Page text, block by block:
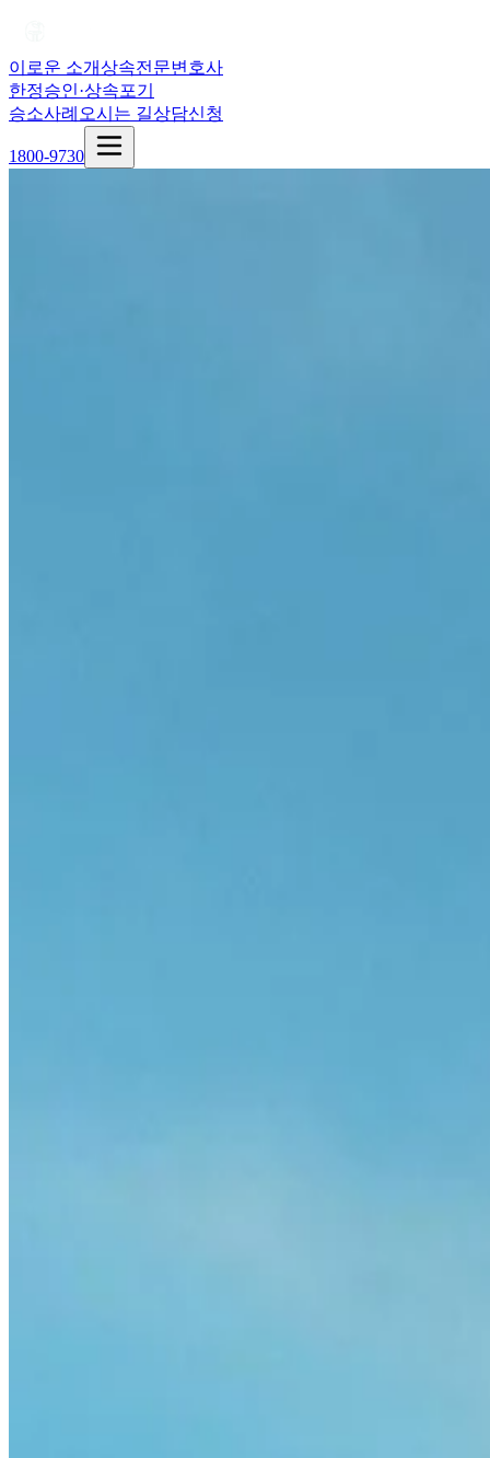
이로운 소개상속전문변호사
한정승인·상속포기
승소사례 오시는 길상담신청
1800-9730